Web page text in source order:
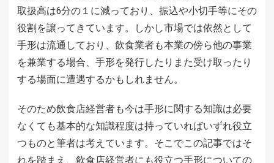
取扱高は6分の１に減っており、振込や小切手等にその
役割を譲ってきています。しかし市場では依然として
手形は流通しており、飲食業者も本業の傍ら他の事業
を兼業する場合、手形を発行したりまた受け取ったり
する場面に遭遇するかもしれません。
そのため飲食店経営者も今は手形に関する知識は必要
なくても基本的な知識程度は持っていればいずれ役立
つものと筆者は考えています。そこでこの記事ではそ
れを踏まえ、飲食店経営者にも役立つ手形についての